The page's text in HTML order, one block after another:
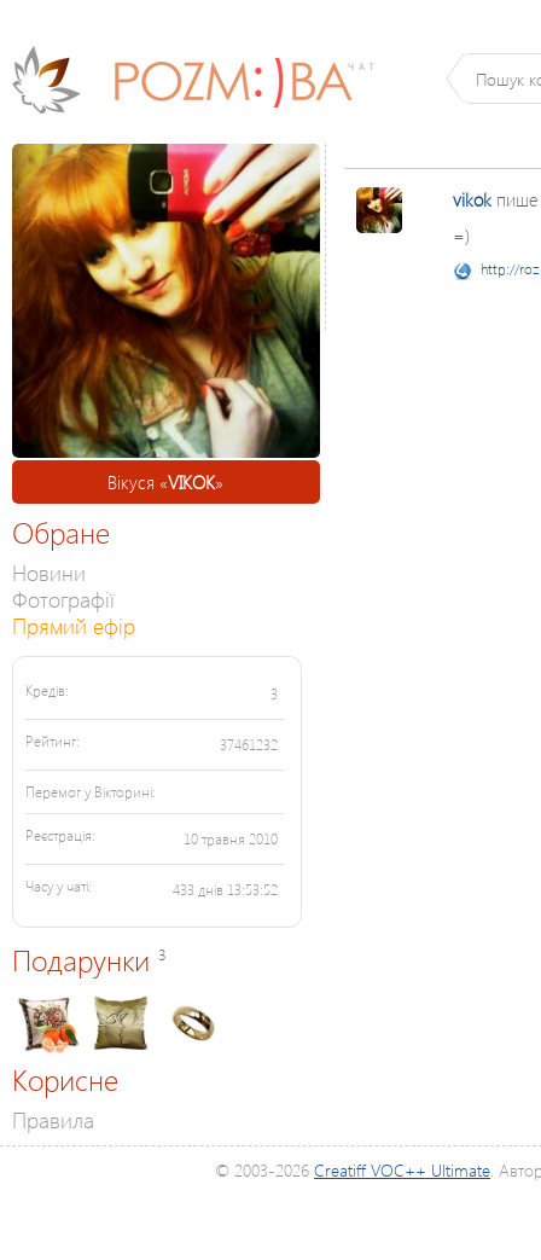
Вікуся «VIKOK»
Обране
Новини
Фотографії
Прямий ефір
Кредів: 3
Рейтинг: 37461232
Перемог у Вікторині:
Реєстрація: 10 травня 2010
Часу у чаті: 433 днів 13:53:52
Подарунки 3
Корисне
Правила
vikok
=)
http://
© 2003-2026 Creatiff VOC++ Ultimate.